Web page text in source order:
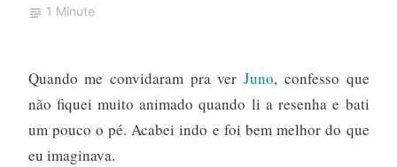
1 Minute
Quando me convidaram pra verJuno, confesso que
não fiquei muito animado quando li a resenha e bati
um pouco o pé. Acabei indo e foi bem melhor do que
eu imaginava.